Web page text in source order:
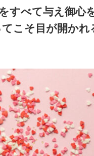
すべて与え御心
こそ目が開かれ